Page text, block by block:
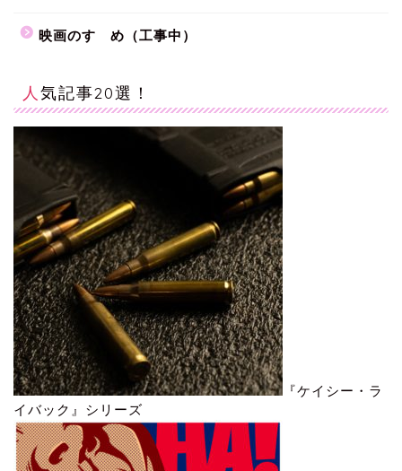
映画のすゝめ（工事中）
人気記事20選！
『ケイシー・ラ
イバック』シリーズ